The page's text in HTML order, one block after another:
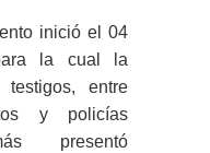
inició el 04
la cual la
entre
y policías
presentó